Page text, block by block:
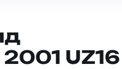
UZ16